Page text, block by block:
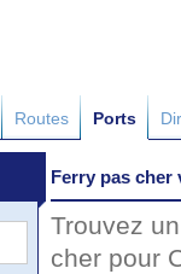
Routes Ports
Ferry pas cher
Trouvez
cher pour